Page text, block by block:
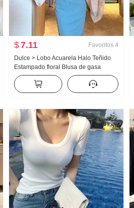
$7.11 Favoritos 4
Dulce > Lobo Acuarela Halo Teñido
Estampado floral Blusa de gasa
Cuadrado Mujer Collar Diseño
Sentido Adelgazante Lucha Toma
Camisa pequeña Top